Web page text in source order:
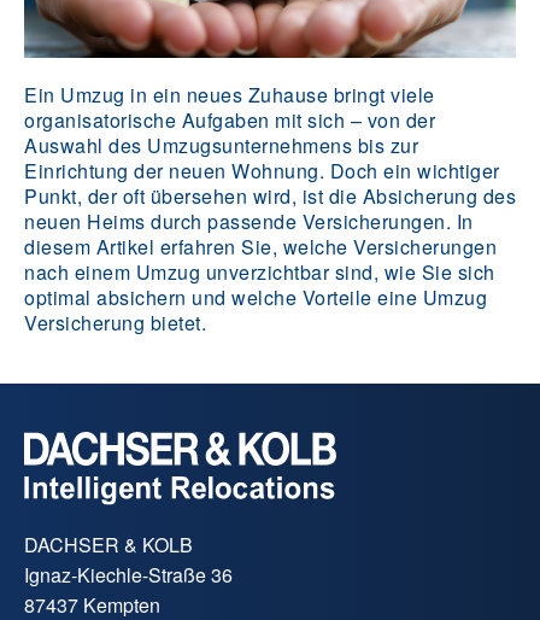
Ein Umzug in ein neues Zuhause bringt viele
organisatorische Aufgaben mit sich – von der
Auswahl des Umzugsunternehmens bis zur
Einrichtung der neuen Wohnung. Doch ein wichtiger
Punkt, der oft übersehen wird, ist die Absicherung des
neuen Heims durch passende Versicherungen. In
diesem Artikel erfahren Sie, welche Versicherungen
nach einem Umzug unverzichtbar sind, wie Sie sich
optimal absichern und welche Vorteile eine Umzug
Versicherung bietet.
DACHSER & KOLB
Ignaz-Kiechle-Straße 36
87437 Kempten